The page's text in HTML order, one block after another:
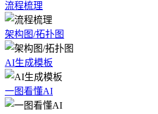
流程梳理
架构图/拓扑图
AI生成模板
一图看懂AI